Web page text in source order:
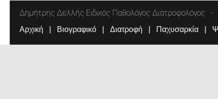
Δημήτρης Δελλής Ειδικός Παθολόγος Διατροφολόγος
Αρχική Βιογραφικό Διατροφή Παχυσαρκία